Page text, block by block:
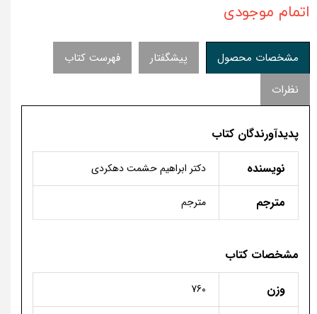
اتمام موجودی
مشخصات محصول پیشگفتار
فهرست کتاب
نظرات
پدیدآورندگان کتاب
نویسنده
دکتر ابراهیم حشمت دهکردی
مترجم مترجم
مشخصات کتاب
وزن
760